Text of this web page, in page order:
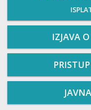
IZJAVA